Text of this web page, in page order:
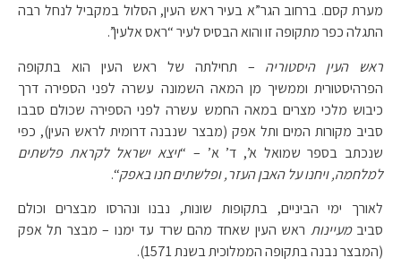
מערת קסם. ברחוב הגר”א בעיר ראש העין, הסלול במקביל לנחל רבה
התגלה כפר מתקופה זו והוא הבסיס לעיר “ראס אלעין”.
ראש העין היסטוריה – תחילתה של ראש העין הוא בתקופה
הפרהיסטורית וממשיך מן המאה השמונה עשרה לפני הספירה דרך
כיבוש מלכי מצרים במאה החמש עשרה לפני הספירה שכולם סבבו
סביב מקורות המים ותל אפק (מבצר שנבנה דרומית לראש העין), כפי
שנכתב בספר שמואל א’, ד’ א’ – “ויצא ישראל לקראת פלשתים
למלחמה, ויחנו על האבן העזר, ופלשתים חנו באפק“.
לאורך ימי הביניים, בתקופות שונות, נבנו ונהרסו מבצרים וכולם
סביבמעיינות ראש העין שאחד מהם שרד עד ימנו – מבצר תל אפק
(המבצר נבנה בתקופה הממלוכית בשנת 1571).